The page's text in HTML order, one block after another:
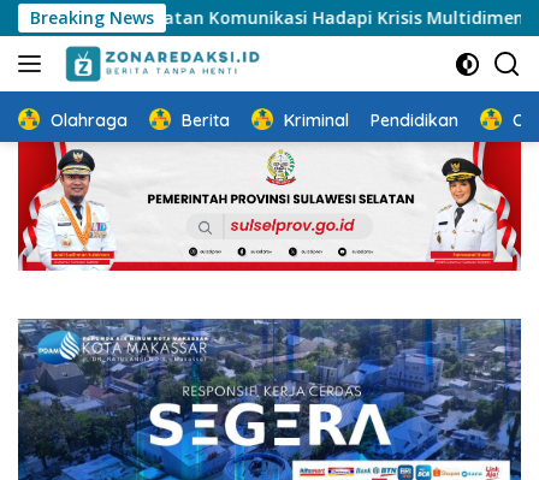
Langsung
ke
konten
Breaking News
Komunikasi Hadapi Krisis Multidimensi
Olahraga Berita Kriminal Pendidikan